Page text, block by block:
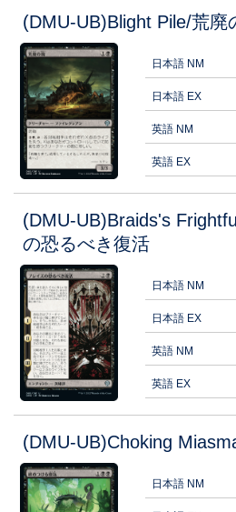
(DMU-UB)Blight Pile/荒廃
日本語 NM
日本語 EX
英語 NM
英語 EX
(DMU-UB)Braids's
の恐るべき復活
日本語 NM
日本語 EX
英語 NM
英語 EX
(DMU-UB)Choking
日本語 NM